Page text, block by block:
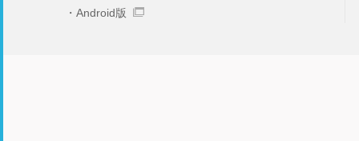
Android版